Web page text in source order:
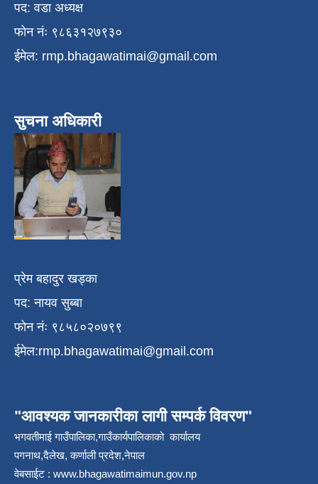
पद: वडा अध्यक्ष
फोन नंः ९८६३१२७९३०
ईमेल: rmp.bhagawatimai@gmail.com
सुचना अधिकारी
प्रेम बहादुर खड्का
पद: नायव सुब्बा
फोन नंः ९८५८०२०७९९
ईमेल:rmp.bhagawatimai@gmail.com
"आवश्यक जानकारीका लागी सम्पर्क विवरण"
भगवतीमाई गाउँपालिका,गाउँकार्यपालिकाको कार्यालय
पगनाथ,दैलेख, कर्णाली प्रदेश,नेपाल
वेबसाईट : www.bhagawatimaimun.gov.np